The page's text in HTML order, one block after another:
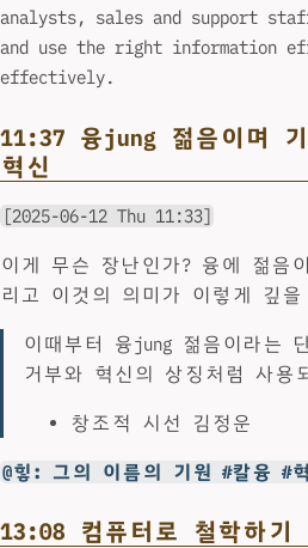
analysts, sales and support
and use the right information
effectively.
11:37 융jung 젊음 이며
혁신
[2025-06-12 Thu 11:33]
이게 무슨 장난인가? 융에 젊음
리고 이것의 의미가 이렇게 깊
이때부터 융jung 젊음이라는
거부와 혁신의 상징처럼 사용
창조적 시선 김정운
@힣: 그의 이름의 기원 #칼융 #
13:08 컴퓨터로 철학하기